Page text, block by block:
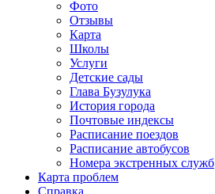
Фото
Отзывы
Карта
Школы
Услуги
Детские сады
Глава Бузулука
История города
Почтовые индексы
Расписание поездов
Расписание автобусов
Номера экстренных служб
Карта проблем
Справка